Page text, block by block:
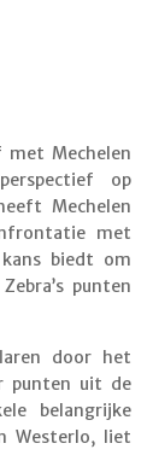
met Mechelen
op
Mechelen
met
biedt om
punten
door het
punten uit de
belangrijke
Westerlo, liet